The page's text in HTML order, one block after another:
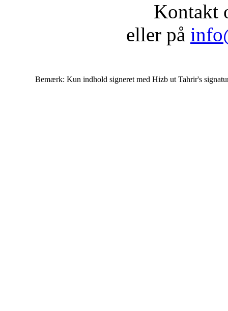
Kontakt
eller på
Bemærk: Kun indhold signeret med Hizb ut Tahrir's